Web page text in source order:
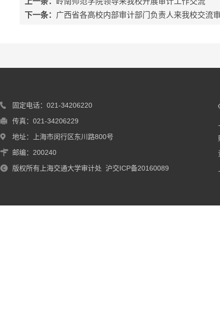
下一条： 广西省各高校内部审计部门负责人来我校交流
固定电话：021-34206220
传真：021-34206229
地址：上海市闵行区东川路800号
邮编：200240
版权所有上海交通大学审计处 沪交ICP备20160089